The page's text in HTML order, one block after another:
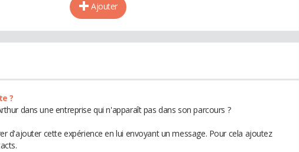
Ajouter
?
dans une entreprise qui n'apparaît pas dans son parcours ?
d'ajouter cette expérience en lui envoyant un message. Pour cela ajoutez